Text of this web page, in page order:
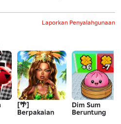
Laporkan Penyalahgunaan
[🌴]
Berpakaian
Dim Sum
Beruntung